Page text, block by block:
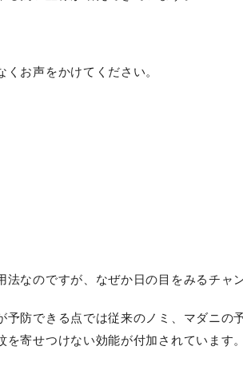
お声をかけてください。
なのですが、なぜか日の目をみるチャ
防できる点では従来のノミ、マダニの
寄せつけない効能が付加されています。